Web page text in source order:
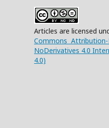
Articles are licensed
Commons Attribution-
NoDerivatives 4.0
4.0)